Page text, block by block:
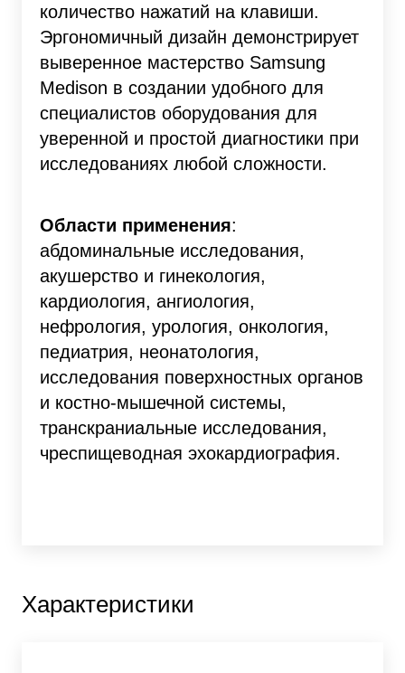
количество нажатий на клавиши.
Эргономичный дизайн демонстрирует
выверенное мастерство Samsung
Medison в создании удобного для
специалистов оборудования для
уверенной и простой диагностики при
исследованиях любой сложности.
Области применения:
абдоминальные исследования,
акушерство и гинекология,
кардиология, ангиология,
нефрология, урология, онкология,
педиатрия, неонатология,
исследования поверхностных органов
и костно-мышечной системы,
транскраниальные исследования,
чреспищеводная эхокардиография.
Характеристики